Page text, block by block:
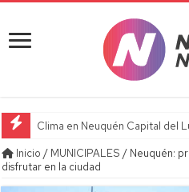
Clima en Neuquén Capital del
Inicio / MUNICIPALES / Neuquén:
disfrutar en la ciudad